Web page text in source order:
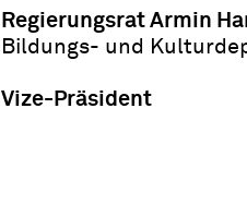
Regierungsrat Armin
Bildungs- und
Vize-Präsident